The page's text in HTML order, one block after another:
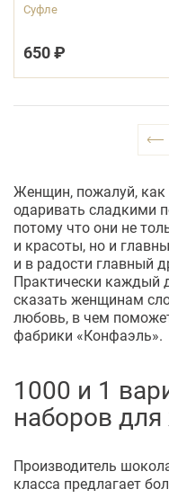
Суфле
650 ₽
Женщин, пожалуй, как
одаривать сладкими
потому что они не
и красоты, но и
и в радости главный
Практически каждый
сказать женщинам
любовь, в чем
фабрики «Конфаэль».
1000 и 1
наборов
Производитель
класса предлагает